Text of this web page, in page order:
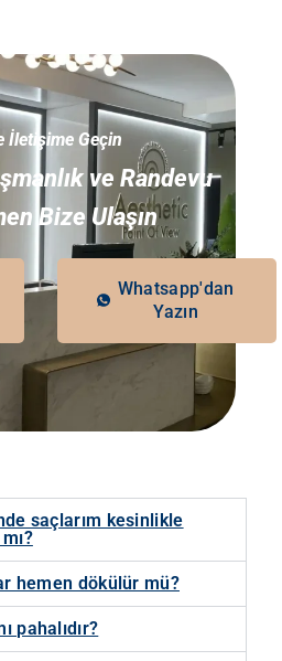
İletişime Geçin
ve Randevu
Bize Ulaşın
Whatsapp'dan
Yazın
saçlarım kesinlikle
hemen dökülür mü?
pahalıdır?